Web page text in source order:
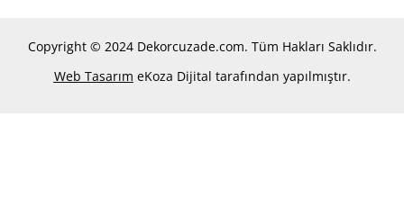
Copyright © 2024 Dekorcuzade.com. Tüm Hakları Saklıdır.
Web Tasarım eKoza Dijital tarafından yapılmıştır.